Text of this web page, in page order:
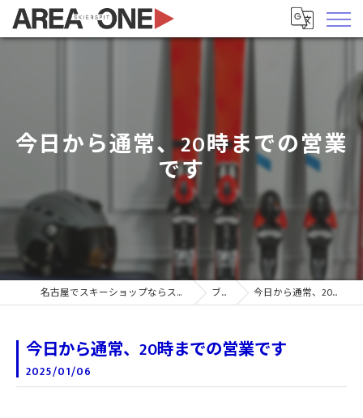
今日から通常、20時までの営業
です
名古屋でスキーショップならスキーヤーズピットエリア1 ブログ 今日から通常、20時までの営業です
今日から通常、20時までの営業です
2025/01/06